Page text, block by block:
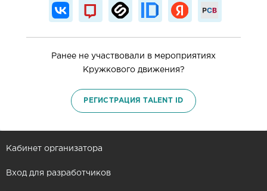
Ранее не участвовали в мероприятиях
Кружкового движения?
РЕГИСТРАЦИЯ TALENT ID
Кабинет организатора
Вход для разработчиков